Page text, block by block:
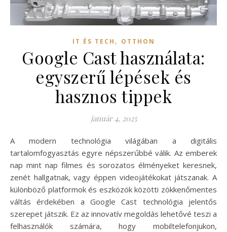
IT ÉS TECH , OTTHON
Google Cast használata:
egyszerű lépések és
hasznos tippek
január 4, 2025
A modern technológia világában a digitális
tartalomfogyasztás egyre népszerűbbé válik. Az emberek
nap mint nap filmes és sorozatos élményeket keresnek,
zenét hallgatnak, vagy éppen videojátékokat játszanak. A
különböző platformok és eszközök közötti zökkenőmentes
váltás érdekében a Google Cast technológia jelentős
szerepet játszik. Ez az innovatív megoldás lehetővé teszi a
felhasználók számára, hogy mobiltelefonjukon,